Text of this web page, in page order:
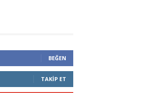
BEĞEN
TAKIP ET